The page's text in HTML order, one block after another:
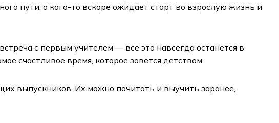
пути, а кого-то вскоре ожидает старт во взрослую жизнь и
с первым учителем — всё это навсегда останется в
счастливое время, которое зовётся детством.
выпускников. Их можно почитать и выучить заранее,